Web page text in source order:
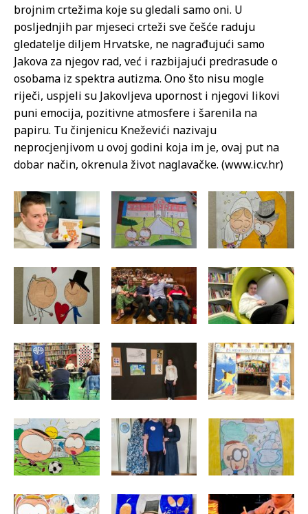
brojnim crtežima koje su gledali samo oni. U
posljednjih par mjeseci crteži sve češće raduju
gledatelje diljem Hrvatske, ne nagrađujući samo
Jakova za njegov rad, već i razbijajući predrasude o
osobama iz spektra autizma. Ono što nisu mogle
riječi, uspjeli su Jakovljeva upornost i njegovi likovi
puni emocija, pozitivne atmosfere i šarenila na
papiru. Tu činjenicu Kneževići nazivaju
neprocjenjivom u ovoj godini koja im je, ovaj put na
dobar način, okrenula život naglavačke. (www.icv.hr)